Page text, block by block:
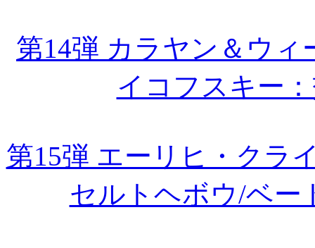
第14弾 カラヤン＆ウィ
イコフスキー
第15弾 エーリヒ・クラ
セルトヘボウ/ベー